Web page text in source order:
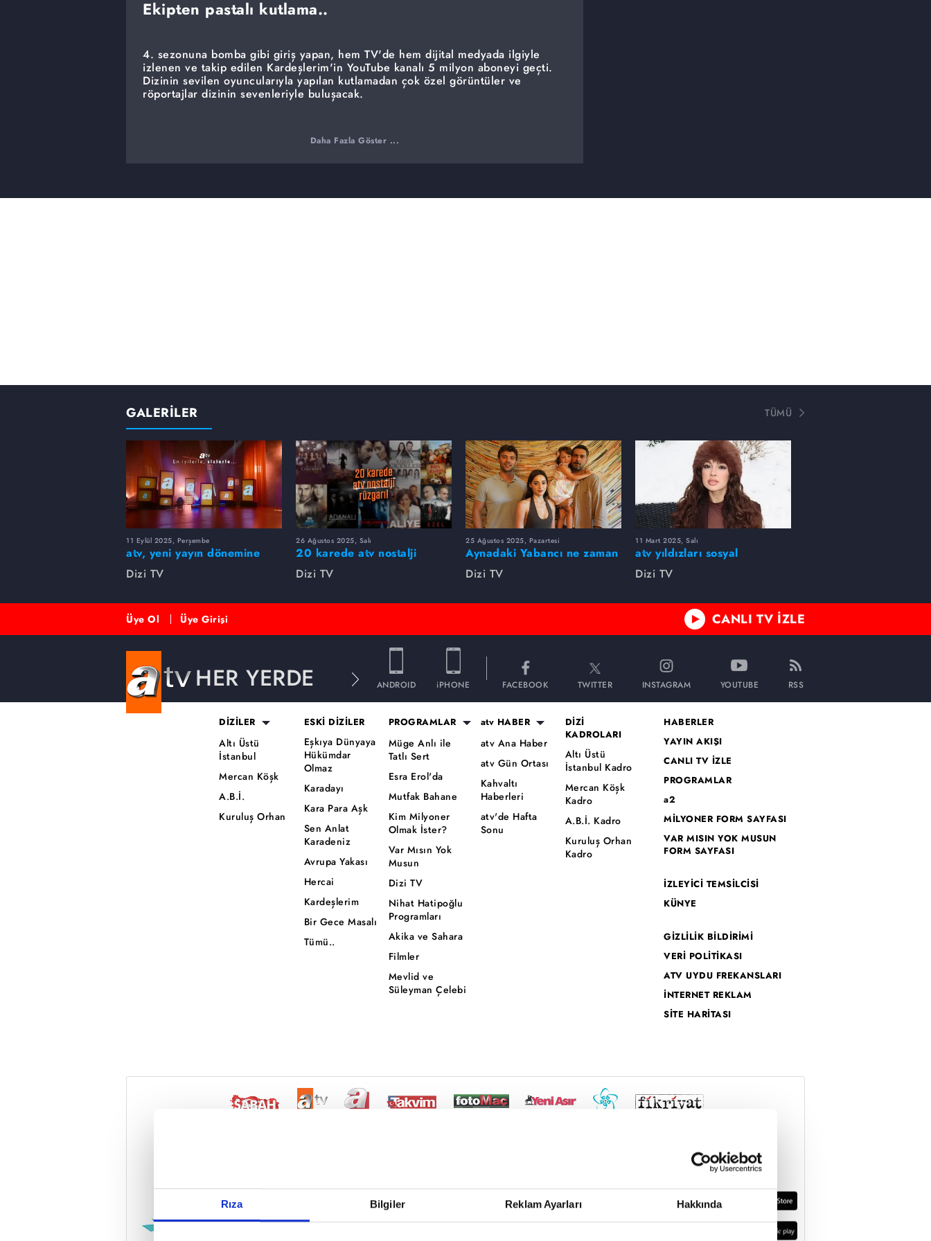
Rıza Bilgiler Reklam Ayarları Hakkında
Reddet
Ekipten pastalı kutlama..
4. sezonuna bomba gibi giriş yapan, hem TV'de hem dijital medyada ilgiyle
izlenen ve takip edilen Kardeşlerim'in YouTube kanalı 5 milyon aboneyi geçti.
Dizinin sevilen oyuncularıyla yapılan kutlamadan çok özel görüntüler ve
röportajlar dizinin sevenleriyle buluşacak.
Daha Fazla Göster ...
GALERİLER TÜMÜ
11 Eylül 2025, Perşembe
atv, yeni yayın dönemine
merhaba dedi!
Dizi TV
26 Ağustos 2025, Salı
20 karede atv nostalji
rüzgarı!
Dizi TV
25 Ağustos 2025, Pazartesi
Aynadaki Yabancı ne zaman
başlayacak?
Dizi TV
11 Mart 2025, Salı
atv yıldızları sosyal
medyada neler paylaştı?
Dizi TV
Üye Ol Üye Girişi CANLI TV İZLE
HER YERDE ANDROID iPHONE FACEBOOK TWITTER INSTAGRAM YOUTUBE RSS
DİZİLER
Altı Üstü
İstanbul
Mercan Köşk
A.B.İ.
Kuruluş Orhan
ESKİ DİZİLER
Eşkıya Dünyaya
Hükümdar
Olmaz
Karadayı
Kara Para Aşk
Sen Anlat
Karadeniz
Avrupa Yakası
Hercai
Kardeşlerim
Bir Gece Masalı
Tümü..
PROGRAMLAR
Müge Anlı ile
Tatlı Sert
Esra Erol'da
Mutfak Bahane
Kim Milyoner
Olmak İster?
Var Mısın Yok
Musun
Dizi TV
Nihat Hatipoğlu
Programları
Akika ve Sahara
Filmler
Mevlid ve
Süleyman Çelebi
atv HABER
atv Ana Haber
atv Gün Ortası
Kahvaltı
Haberleri
atv'de Hafta
Sonu
DİZİ
KADROLARI
Altı Üstü
İstanbul Kadro
Mercan Köşk
Kadro
A.B.İ. Kadro
Kuruluş Orhan
Kadro
HABERLER
YAYIN AKIŞI
CANLI TV İZLE
PROGRAMLAR
a2
MİLYONER FORM SAYFASI
VAR MISIN YOK MUSUN
FORM SAYFASI
İZLEYİCİ TEMSİLCİSİ
KÜNYE
GİZLİLİK BİLDİRİMİ
VERİ POLİTİKASI
ATV UYDU FREKANSLARI
İNTERNET REKLAM
SİTE HARİTASI